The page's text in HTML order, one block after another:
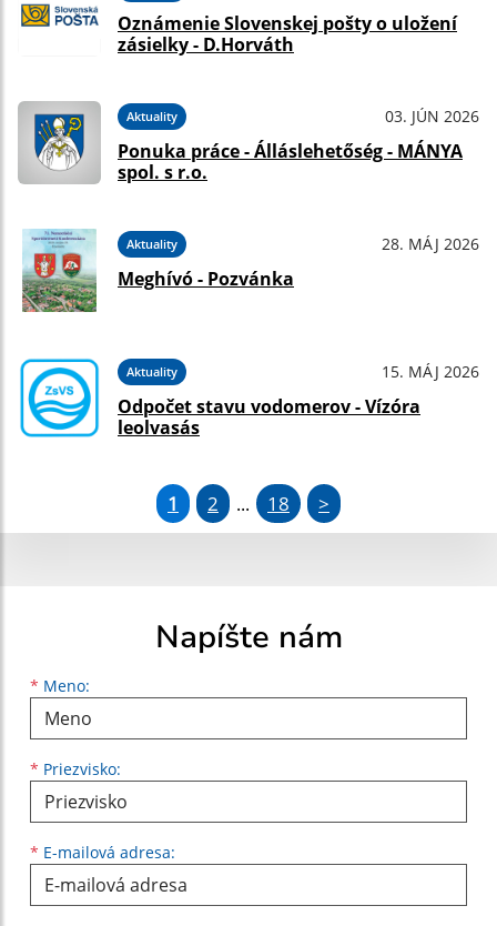
Oznámenie Slovenskej pošty o uložení
zásielky - D.Horváth
Aktuality 03. JÚN 2026
Ponuka práce - Álláslehetőség - MÁNYA
spol. s r.o.
Aktuality 28. MÁJ 2026
Meghívó - Pozvánka
Aktuality 15. MÁJ 2026
Odpočet stavu vodomerov - Vízóra
leolvasás
1 2 ... 18 >
Napíšte nám
* Meno:
Meno
* Priezvisko:
Priezvisko
* E-mailová adresa:
E-mailová adresa